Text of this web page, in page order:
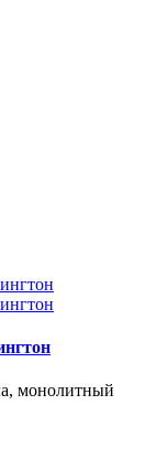
монолитный